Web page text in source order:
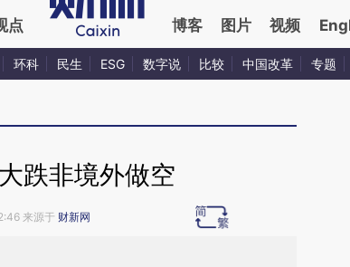
点 博客 图片 视频
环科 民生 ESG 数字说 比较 中国改革 专题
跌非境外做空
来源于 财新网